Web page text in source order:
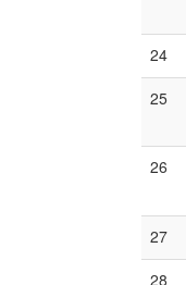
24
25
26
27
28